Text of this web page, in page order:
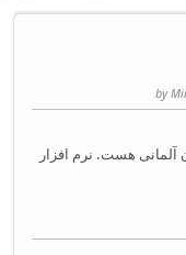
آلمانی هست. نرم افزار